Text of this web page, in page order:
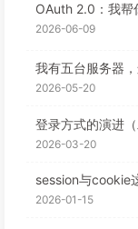
OAuth 2.0：我帮
2026-06-09
我有五台服务器
2026-05-20
登录方式的演进
2026-03-20
session与cookie
2026-01-15